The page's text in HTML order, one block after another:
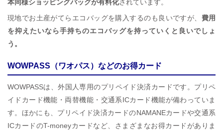
本同様ショッピングバッグが有料化されています。
現地でお土産がてらエコバッグを購入するのも良いですが、 費用
を抑えたいなら手持ちのエコバッグを持っていくと良いでしょ
う。
WOWPASS（ワオパス）などのお得カード
WOWPASSは、外国人専用のプリペイド決済カードです。プリペ
イドカード機能・両替機能・交通系ICカード機能が備わっていま
す。ほかにも、プリペイド決済カードのNAMANEカードや交通系
ICカードのT-moneyカードなど、さまざまなお得カードがありま